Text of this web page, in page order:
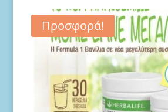
was:
53.00 €.
τιμή
είναι:
50.00 €.
Προσφορά!